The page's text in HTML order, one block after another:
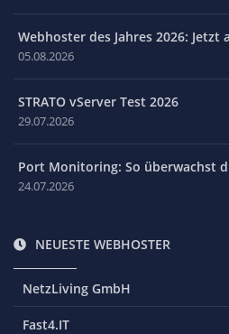
Webhoster des Jahres 2026: Jetzt
05.08.2026
STRATO vServer Test 2026
29.07.2026
Port Monitoring: So überwachst
24.07.2026
NEUESTE WEBHOSTER
NetzLiving GmbH
Fast4.IT